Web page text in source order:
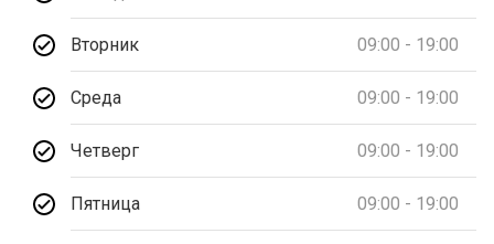
Вторник 09:00 - 19:00
Среда 09:00 - 19:00
Четверг 09:00 - 19:00
Пятница 09:00 - 19:00